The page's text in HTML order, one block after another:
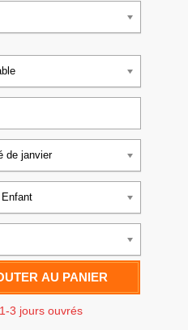
de janvier
AU PANIER
3 jours ouvrés